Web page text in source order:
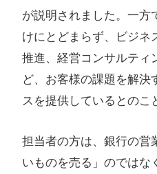
が説明されました。一方
けにとどまらず、ビジネ
推進、経営コンサルティ
ど、お客様の課題を解決
スを提供しているとのこ
担当者の方は、銀行の営
いものを売る」のではな